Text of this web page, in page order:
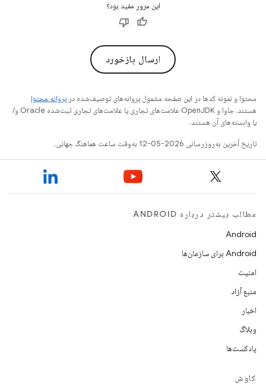
این مرور مفید بود؟
ارسال بازخورد
محتوا و نمونه کدها در این صفحه مشمول پروانه‌های توصیف‌شده در پروانه محتوا
هستند. جاوا و OpenJDK علامت‌های تجاری یا علامت‌های تجاری ثبت‌شده Oracle و/
یا وابسته‌های آن هستند.
تاریخ آخرین به‌روزرسانی 2026-05-12 به‌وقت ساعت هماهنگ جهانی.
مطالب بیشتر درباره ANDROID
Android
Android برای سازمان‌ها
امنیت
منبع آزاد
اخبار
وبلاگ
پادکست‌ها
کاوش